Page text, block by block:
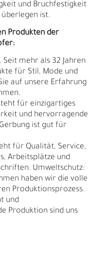
und Bruchfestigkeit
ist.
Produkten der
mehr als 32 Jahren
für Stil, Mode und
auf unsere Erfahrung
für einzigartiges
und hervorragende
ist gut für
für Qualität, Service,
Arbeitsplätze und
Umweltschutz:
haben wir die volle
Produktionsprozess.
und
Produktion sind uns